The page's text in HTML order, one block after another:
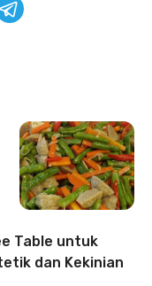
Table untuk
dan Kekinian